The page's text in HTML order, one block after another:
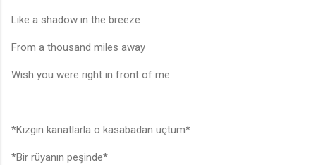
Like a shadow in the breeze
From a thousand miles away
Wish you were right in front of me
*Kızgın kanatlarla o kasabadan uçtum*
*Bir rüyanın peşinde*